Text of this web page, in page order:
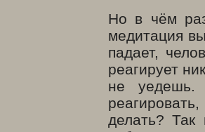
Но в чём
медитация
падает,
реагирует
не
делать?